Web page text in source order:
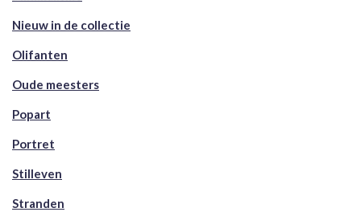
Nieuw in de collectie
Olifanten
Oude meesters
Popart
Portret
Stilleven
Stranden